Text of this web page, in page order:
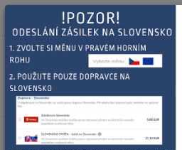
+420 602 288 130
(Po-Pá, 8-15 hod.)
BOSCH, SIEMENS
Bosch odšťavňovač citrusů MUZ4ZP1 00461345